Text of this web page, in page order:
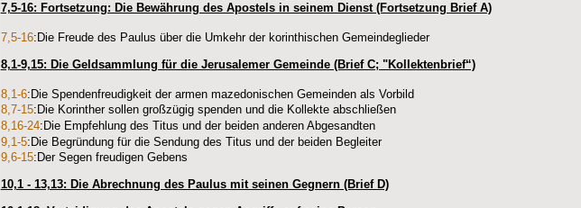
7,5-16: Fortsetzung: Die Bewährung des Apostels in seinem Dienst (Fortsetzung Brief A)
7,5-16:Die Freude des Paulus über die Umkehr der korinthischen Gemeindeglieder
8,1-9,15: Die Geldsammlung für die Jerusalemer Gemeinde (Brief C; "Kollektenbrief“)
8,1-6:Die Spendenfreudigkeit der armen mazedonischen Gemeinden als Vorbild
8,7-15:Die Korinther sollen großzügig spenden und die Kollekte abschließen
8,16-24:Die Empfehlung des Titus und der beiden anderen Abgesandten
9,1-5:Die Begründung für die Sendung des Titus und der beiden Begleiter
9,6-15:Der Segen freudigen Gebens
10,1 - 13,13: Die Abrechnung des Paulus mit seinen Gegnern (Brief D)